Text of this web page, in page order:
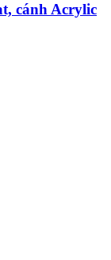
cánh Acrylic